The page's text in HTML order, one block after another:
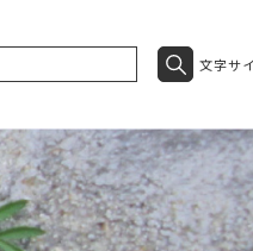
文字サ